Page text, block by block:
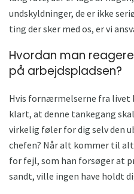
undskyldninger, de er ikke
ting der sker med os, er vi
Hvordan man
på arbejdspladsen?
Hvis fornærmelserne fra livet
klart, at denne tankegang
virkelig føler for dig selv den
chefen? Når alt kommer til
for fejl, som han forsøger at
sandt, ville ingen have holdt